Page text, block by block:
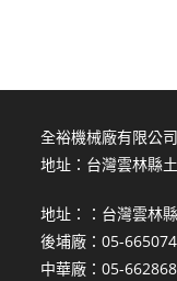
全裕機械廠有限公司
地址：台灣雲林縣
地址：：台灣雲林
後埔廠：05-
中華廠：05-